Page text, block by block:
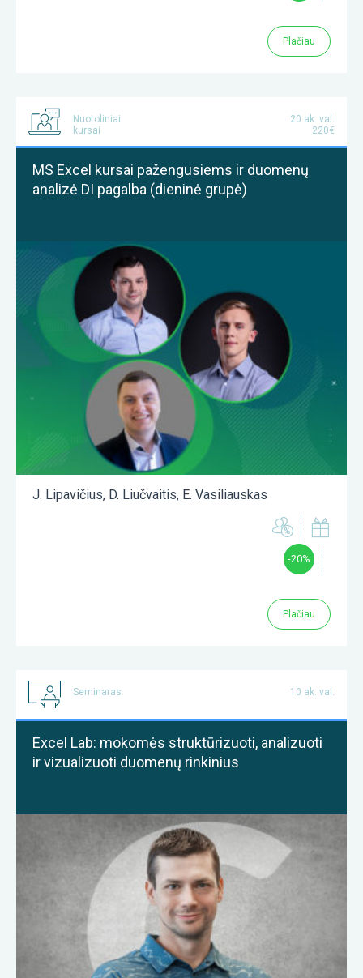
Plačiau
Nuotoliniai
kursai
20 ak. val.
220€
MS Excel kursai pažengusiems ir duomenų
analizė DI pagalba (dieninė grupė)
J. Lipavičius, D. Liučvaitis, E. Vasiliauskas
-20%
Plačiau
Seminaras 10 ak. val.
Excel Lab: mokomės struktūrizuoti, analizuoti
ir vizualizuoti duomenų rinkinius